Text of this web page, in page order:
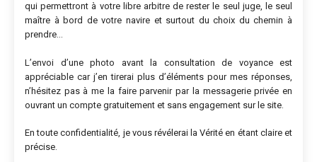
qui permettront à votre libre arbitre de rester le seul juge, le seul
maître à bord de votre navire et surtout du choix du chemin à
prendre…
L’envoi d’une photo avant la consultation de voyance est
appréciable car j’en tirerai plus d’éléments pour mes réponses,
n’hésitez pas à me la faire parvenir par la messagerie privée en
ouvrant un compte gratuitement et sans engagement sur le site.
En toute confidentialité, je vous révélerai la Vérité en étant claire et
précise.